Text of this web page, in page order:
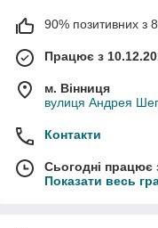
90% позитивних з
Працює з
м. Вінниця
вулиця Андрея
Контакти
Сьогодні працює
Показати весь